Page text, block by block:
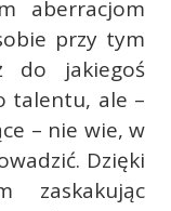
aberracjom
przy tym
do jakiegoś
talentu, ale –
– nie wie, w
Dzięki
zaskakując